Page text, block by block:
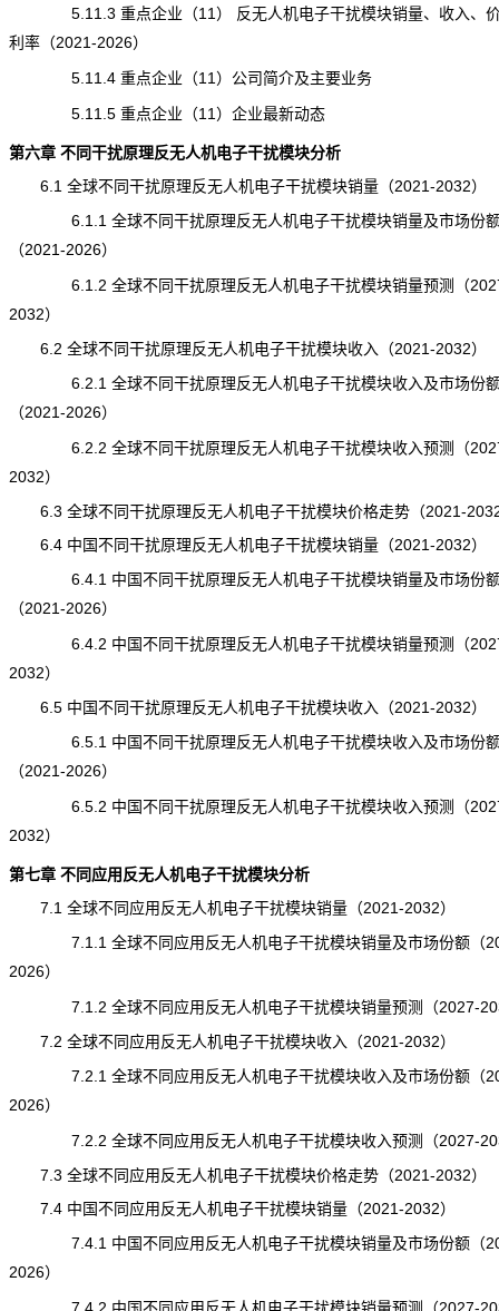
5.11.3 重点企业（11） 反无人机电子干扰模块销量、收入、价
利率（2021-2026）
5.11.4 重点企业（11）公司简介及主要业务
5.11.5 重点企业（11）企业最新动态
第六章 不同干扰原理反无人机电子干扰模块分析
6.1 全球不同干扰原理反无人机电子干扰模块销量（2021-2032）
6.1.1 全球不同干扰原理反无人机电子干扰模块销量及市场份
（2021-2026）
6.1.2 全球不同干扰原理反无人机电子干扰模块销量预测（
2032）
6.2 全球不同干扰原理反无人机电子干扰模块收入（2021-2032）
6.2.1 全球不同干扰原理反无人机电子干扰模块收入及市场份
（2021-2026）
6.2.2 全球不同干扰原理反无人机电子干扰模块收入预测（
2032）
6.3 全球不同干扰原理反无人机电子干扰模块价格走势（2021-
6.4 中国不同干扰原理反无人机电子干扰模块销量（2021-2032）
6.4.1 中国不同干扰原理反无人机电子干扰模块销量及市场份
（2021-2026）
6.4.2 中国不同干扰原理反无人机电子干扰模块销量预测（
2032）
6.5 中国不同干扰原理反无人机电子干扰模块收入（2021-2032）
6.5.1 中国不同干扰原理反无人机电子干扰模块收入及市场份
（2021-2026）
6.5.2 中国不同干扰原理反无人机电子干扰模块收入预测（
2032）
第七章 不同应用反无人机电子干扰模块分析
7.1 全球不同应用反无人机电子干扰模块销量（2021-2032）
7.1.1 全球不同应用反无人机电子干扰模块销量及市场份额（
2026）
7.1.2 全球不同应用反无人机电子干扰模块销量预测（2027-
7.2 全球不同应用反无人机电子干扰模块收入（2021-2032）
7.2.1 全球不同应用反无人机电子干扰模块收入及市场份额（
2026）
7.2.2 全球不同应用反无人机电子干扰模块收入预测（2027-
7.3 全球不同应用反无人机电子干扰模块价格走势（2021-2032）
7.4 中国不同应用反无人机电子干扰模块销量（2021-2032）
7.4.1 中国不同应用反无人机电子干扰模块销量及市场份额（
2026）